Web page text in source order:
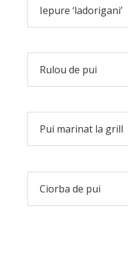
Iepure ‘ladorigani’
Rulou de pui
Pui marinat la grill
Ciorba de pui